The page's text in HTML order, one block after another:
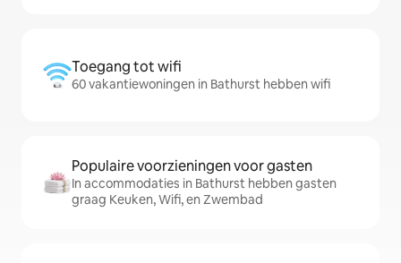
Toegang tot wifi
60 vakantiewoningen in Bathurst hebben wifi
Populaire voorzieningen voor gasten
In accommodaties in Bathurst hebben gasten
graag Keuken, Wifi, en Zwembad